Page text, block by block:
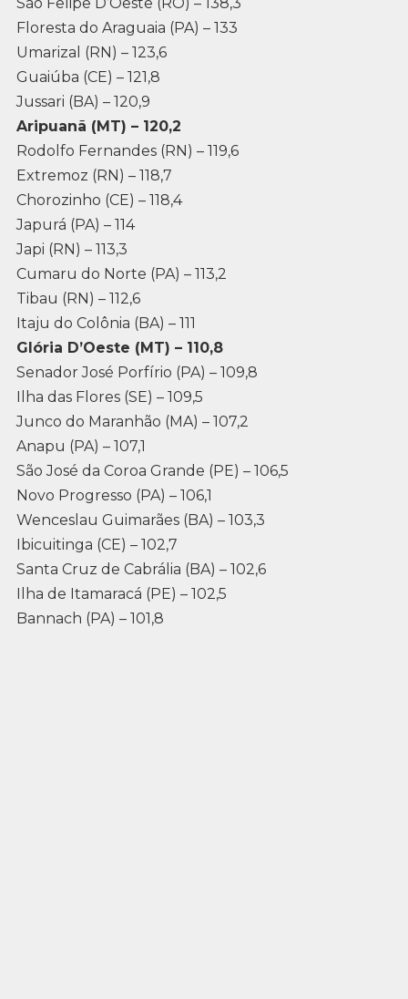
Floresta do Araguaia (PA) – 133
Umarizal (RN) – 123,6
Guaiúba (CE) – 121,8
Jussari (BA) – 120,9
Aripuanã (MT) – 120,2
Rodolfo Fernandes (RN) – 119,6
Extremoz (RN) – 118,7
Chorozinho (CE) – 118,4
Japurá (PA) – 114
Japi (RN) – 113,3
Cumaru do Norte (PA) – 113,2
Tibau (RN) – 112,6
Itaju do Colônia (BA) – 111
Glória D’Oeste (MT) – 110,8
Senador José Porfírio (PA) – 109,8
Ilha das Flores (SE) – 109,5
Junco do Maranhão (MA) – 107,2
Anapu (PA) – 107,1
São José da Coroa Grande (PE) – 106,5
Novo Progresso (PA) – 106,1
Wenceslau Guimarães (BA) – 103,3
Ibicuitinga (CE) – 102,7
Santa Cruz de Cabrália (BA) – 102,6
Ilha de Itamaracá (PE) – 102,5
Bannach (PA) – 101,8